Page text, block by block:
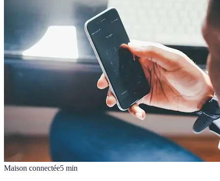
Maison connectée5 min